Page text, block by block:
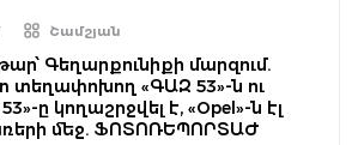
Շամշյան
Գեղարքունիքի մարզում.
տեղափոխող «ԳԱԶ 53»-ն ու
ը կողաշրջվել է, «Opel»-ն էլ
մեջ. ՖՈՏՈՌԵՊՈՐՏԱԺ